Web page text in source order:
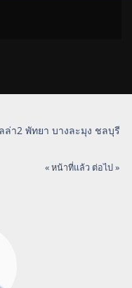
า2 พัทยา บางละมุง ชลบุรี
« หน้าที่แล้ว ต่อไป »